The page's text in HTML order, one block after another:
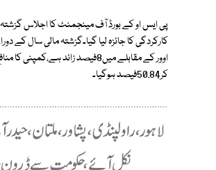
کر50.84فیصد ہوگیا۔